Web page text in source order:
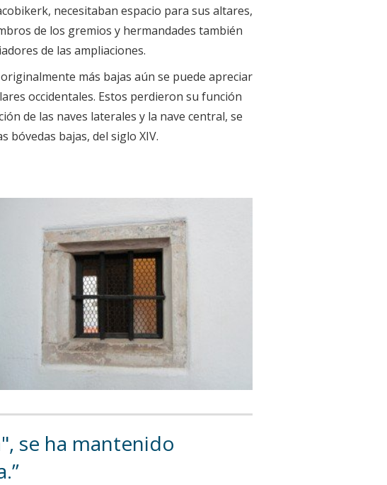
necesitaban espacio para sus altares,
de los gremios y hermandades también
de las ampliaciones.
más bajas aún se puede apreciar
occidentales. Estos perdieron su función
de las naves laterales y la nave central, se
bóvedas bajas, del siglo XIV.
se ha mantenido